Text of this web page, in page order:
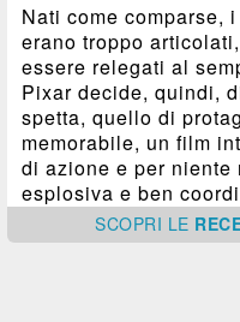
Nati come comparse,
erano troppo
essere relegati al
Pixar decide, quindi,
spetta, quello di
memorabile, un film
di azione e per niente
esplosiva e ben
SCOPRI LE